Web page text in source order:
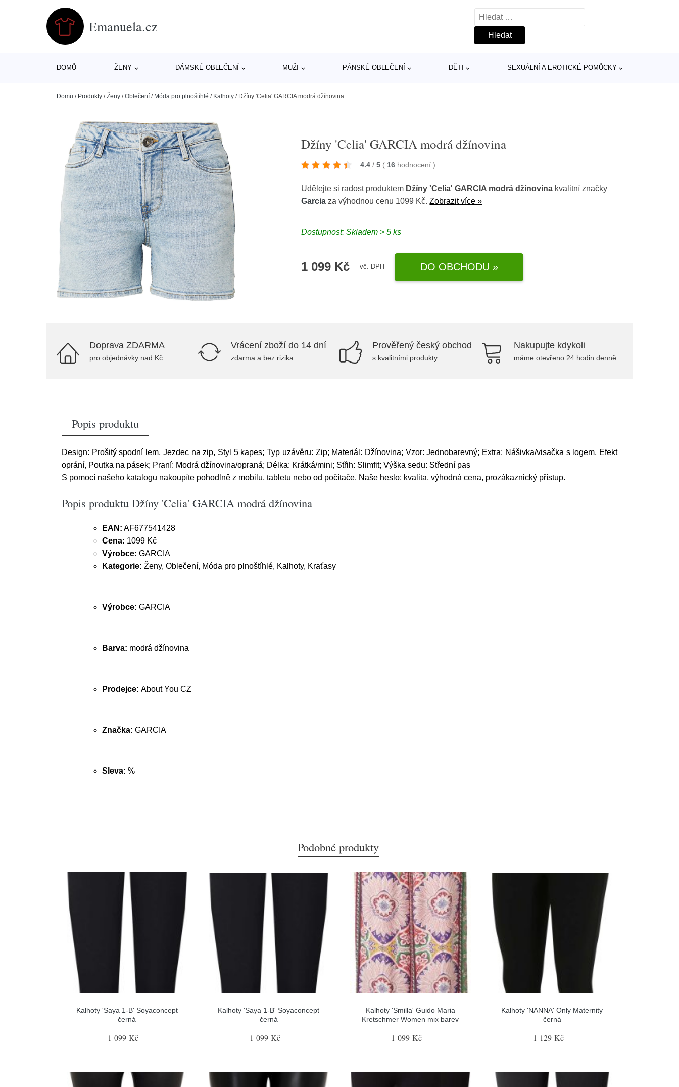
Emanuela.cz
Vyhledávání
DOMŮ ŽENY DÁMSKÉ OBLEČENÍ MUŽI PÁNSKÉ OBLEČENÍ DĚTI SEXUÁLNÍ A EROTICKÉ POMŮCKY
Domů / Produkty /Ženy /Oblečení / Móda pro plnoštíhlé / Kalhoty / Džíny 'Celia' GARCIA modrá džínovina
Džíny 'Celia' GARCIA modrá džínovina
4.4 / 5 ( 16 hodnocení)
Udělejte si radost produktem Džíny 'Celia' GARCIA modrá džínovina kvalitní značky
Garcia za výhodnou cenu 1099 Kč.Zobrazit více »
Dostupnost: Skladem > 5 ks
1 099 Kč vč. DPH DO OBCHODU »
Doprava ZDARMA
pro objednávky nad Kč
Vrácení zboží do 14 dní
zdarma a bez rizika
Prověřený český obchod
s kvalitními produkty
Nakupujte kdykoli
máme otevřeno 24 hodin denně
Popis produktu
Design: Prošitý spodní lem, Jezdec na zip, Styl 5 kapes; Typ uzávěru: Zip; Materiál: Džínovina; Vzor: Jednobarevný; Extra: Nášivka/visačka s logem, Efekt
oprání, Poutka na pásek; Praní: Modrá džínovina/opraná; Délka: Krátká/mini; Střih: Slimfit; Výška sedu: Střední pas
S pomocí našeho katalogu nakoupíte pohodlně z mobilu, tabletu nebo od počítače. Naše heslo: kvalita, výhodná cena, prozákaznický přístup.
Popis produktu Džíny 'Celia' GARCIA modrá džínovina
EAN: AF677541428
Cena: 1099 Kč
Výrobce: GARCIA
Kategorie: Ženy, Oblečení, Móda pro plnoštíhlé, Kalhoty, Kraťasy
Výrobce: GARCIA
Barva: modrá džínovina
Prodejce: About You CZ
Značka: GARCIA
Sleva: %
Podobné produkty
Kalhoty 'Saya 1-B' Soyaconcept
černá
1 099 Kč
Kalhoty 'Saya 1-B' Soyaconcept
černá
1 099 Kč
Kalhoty 'Smilla' Guido Maria
Kretschmer Women mix barev
1 099 Kč
Kalhoty 'NANNA' Only Maternity
černá
1 129 Kč